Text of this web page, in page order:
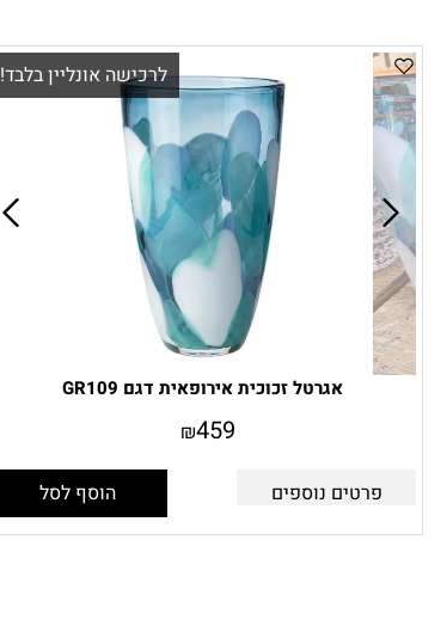
לרכישה אונליין בלבד!
אגרטל זכוכית אירופאית דגם GR109
₪459
פרטים נוספים הוסף לסל